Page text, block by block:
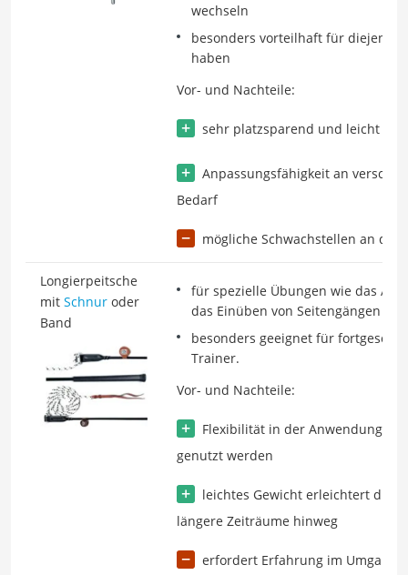
wechseln
besonders vorteilhaft für
haben
Vor- und Nachteile:
sehr platzsparend und leicht zu
Anpassungsfähigkeit an
Bedarf
mögliche Schwachstellen an
Longierpeitsche
mit Schnur oder
Band
für spezielle Übungen wie das
das Einüben von Seitengängen
besonders geeignet für
Trainer.
Vor- und Nachteile:
Flexibilität in der Anwendung;
genutzt werden
leichtes Gewicht erleichtert die
längere Zeiträume hinweg
erfordert Erfahrung im Umgang;